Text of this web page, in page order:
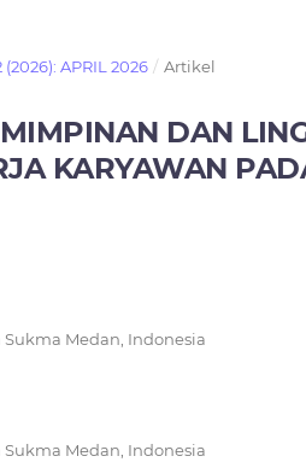
(2026): APRIL 2026 / Artikel
DAN
KARYAWAN
Medan, Indonesia
Medan, Indonesia